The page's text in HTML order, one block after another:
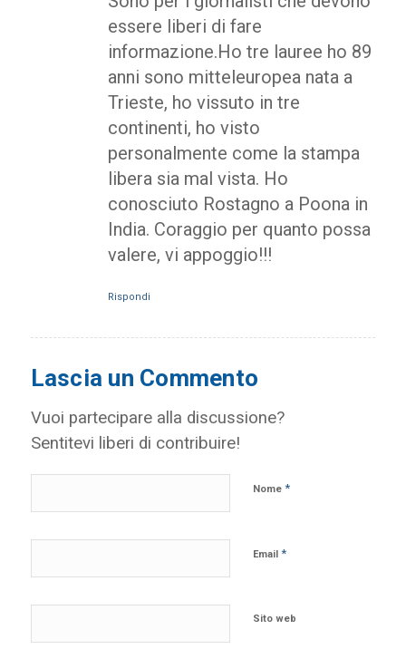
essere liberi di fare
informazione.Ho tre lauree ho 89
anni sono mitteleuropea nata a
Trieste, ho vissuto in tre
continenti, ho visto
personalmente come la stampa
libera sia mal vista. Ho
conosciuto Rostagno a Poona in
India. Coraggio per quanto possa
valere, vi appoggio!!!
Rispondi
Lascia un Commento
Vuoi partecipare alla discussione?
Sentitevi liberi di contribuire!
Nome *
Email *
Sito web